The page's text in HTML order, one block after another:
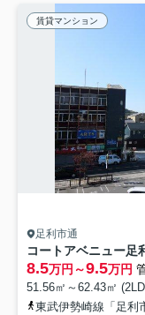
賃貸マンション
足利市通
コートアベニュー足
8.5万円～9.5万円
51.56㎡～62.43㎡
東武伊勢崎線「足利